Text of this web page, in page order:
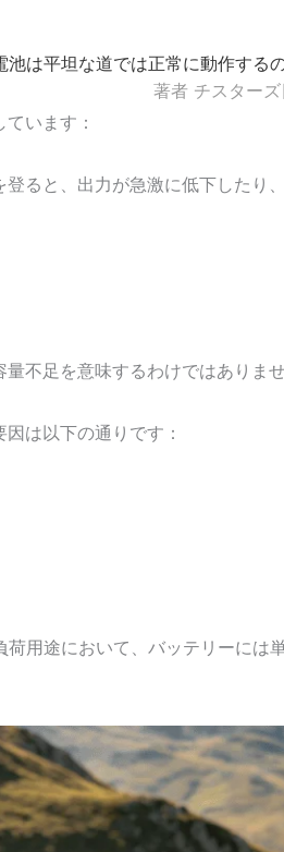
池は平坦な道では正常に動作する
著者チスターズ
います：
ると、出力が急激に低下したり
不足を意味するわけではありま
は以下の通りです：
用途において、バッテリーに